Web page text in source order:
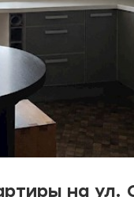
на ул.